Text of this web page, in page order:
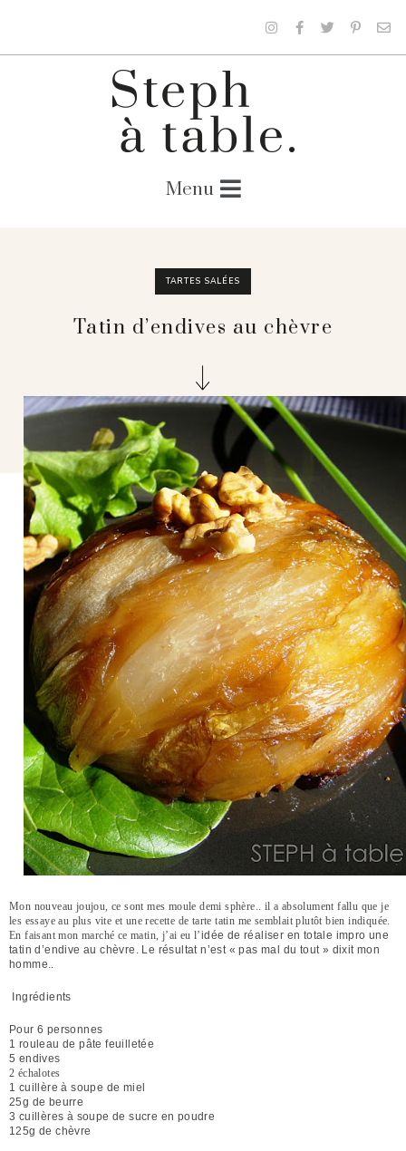
TARTES SALÉES
Tatin d’endives au chèvre
Mon nouveau joujou, ce sont mes moule demi sphère.. il a absolument fallu que je
les essaye au plus vite et une recette de tarte tatin me semblait plutôt bien indiquée.
En faisant mon marché ce matin, j’ai eu l’idée de réaliser en totale impro une
tatin d’endive au chèvre. Le résultat n’est « pas mal du tout » dixit mon
homme..
Ingrédients
Pour 6 personnes
1 rouleau de pâte feuilletée
5 endives
2 échalotes
1 cuillère à soupe de miel
25g de beurre
3 cuillères à soupe de sucre en poudre
125g de chèvre